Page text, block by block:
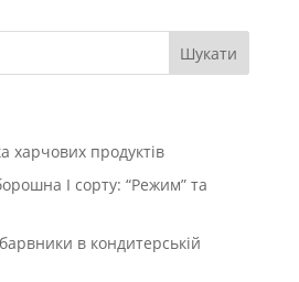
харчових продуктів
І сорту: “Режим” та
в кондитерській